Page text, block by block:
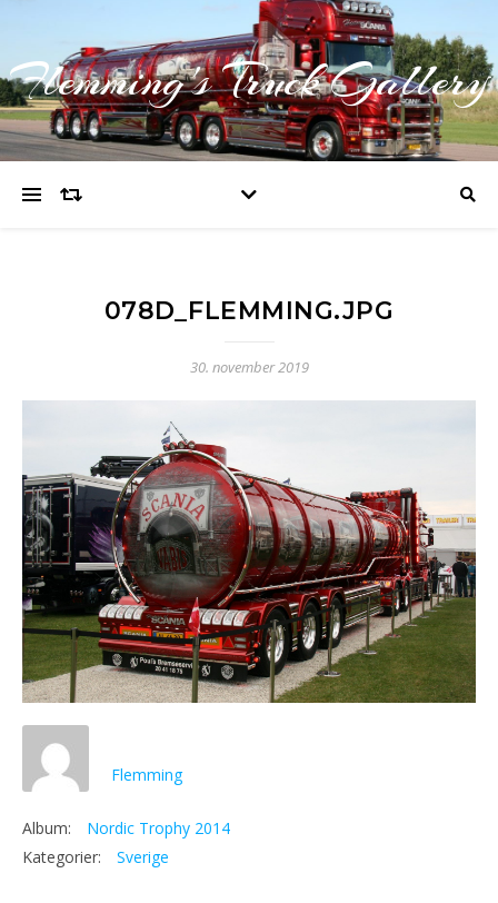
Flemming's Truck Gallery
078D_FLEMMING.JPG
30. november 2019
Flemming
Album:
Nordic Trophy 2014
Kategorier:
Sverige